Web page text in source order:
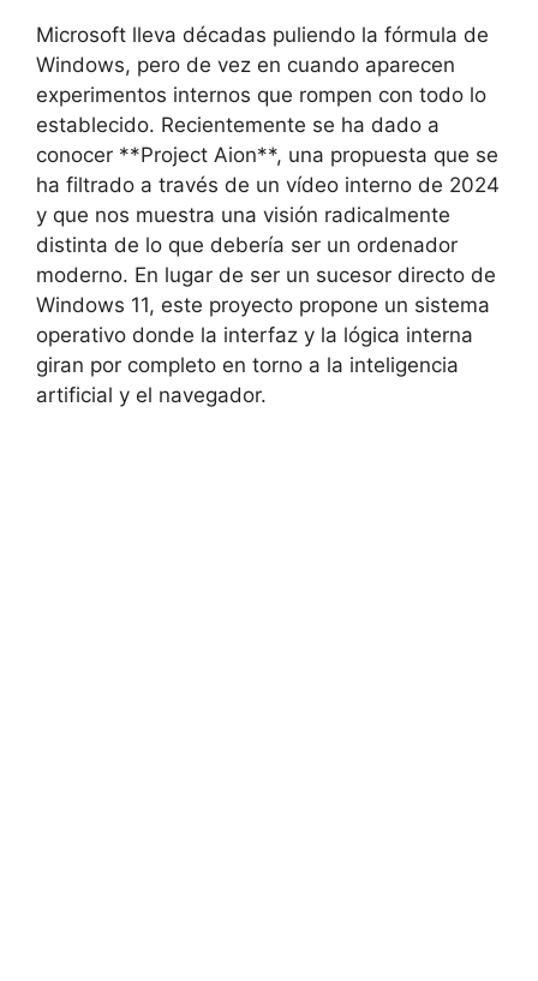
Microsoft lleva décadas puliendo la fórmula de
Windows, pero de vez en cuando aparecen
experimentos internos que rompen con todo lo
establecido. Recientemente se ha dado a
conocer **Project Aion**, una propuesta que se
ha filtrado a través de un vídeo interno de 2024
y que nos muestra una visión radicalmente
distinta de lo que debería ser un ordenador
moderno. En lugar de ser un sucesor directo de
Windows 11, este proyecto propone un sistema
operativo donde la interfaz y la lógica interna
giran por completo en torno a la inteligencia
artificial y el navegador.